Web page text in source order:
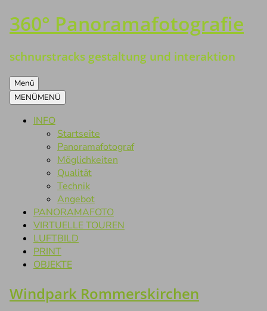
Zum
Inhalt
360° Panoramafotografie
schnurstracks gestaltung und interaktion
Menü
MENÜMENÜ
INFO
Startseite
Panoramafotograf
Möglichkeiten
Qualität
Technik
Angebot
PANORAMAFOTO
VIRTUELLE TOUREN
LUFTBILD
PRINT
OBJEKTE
Windpark Rommerskirchen